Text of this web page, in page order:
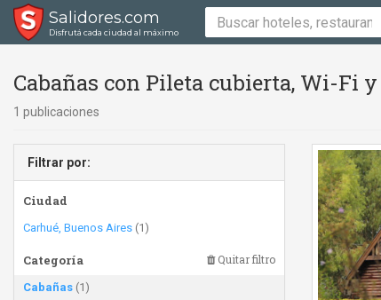
Salidores.com
Disfrutá cada ciudad al máximo
Cabañas con Pileta cubierta, Wi-Fi
1 publicaciones
Filtrar por:
Ciudad
Carhué, Buenos Aires (1)
Categoría Quitar filtro
Cabañas (1)